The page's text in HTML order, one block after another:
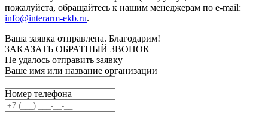
пожалуйста, обращайтесь к нашим менеджерам по e-mail:
info@interarm-ekb.ru.
Ваша заявка отправлена. Благодарим!
ЗАКАЗАТЬ ОБРАТНЫЙ ЗВОНОК
Не удалось отправить заявку
Ваше имя или название организации
Номер телефона